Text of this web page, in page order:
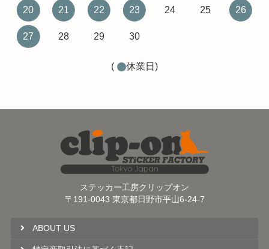
20 21 22 23 24 25 26
27 28 29 30
( 休業日)
ステッカー工房クリップオン
〒191-0043 東京都日野市平山6-24-7
ABOUT US